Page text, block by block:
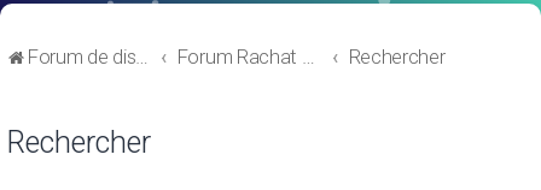
Forum de discussions sur le Regroupement de Crédits et le Rachat de Crédits Forum Rachat de Crédits Rechercher
Rechercher